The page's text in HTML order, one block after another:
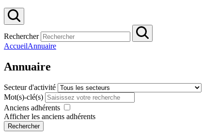
Rechercher
AccueilAnnuaire
Annuaire
Secteur d'activité
Mot(s)-clé(s)
Anciens adhérents
Afficher les anciens adhérents
Rechercher